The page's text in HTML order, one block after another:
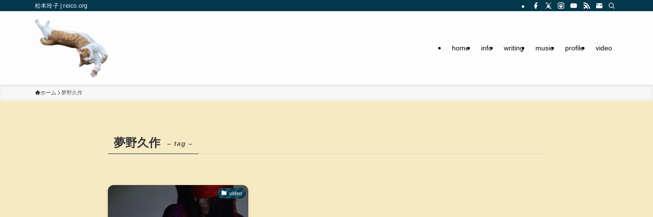
松本玲子 | reico.org
home info writing music profile video
ホーム 夢野久作
夢野久作 – tag –
video